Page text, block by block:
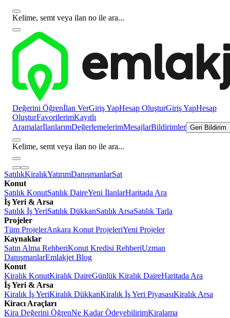
Kelime, semt veya ilan no ile ara...
Değerini Öğrenİlan VerGiriş YapHesap OluşturGiriş YapHesap
OluşturFavorilerimKayıtlı
AramalarİlanlarımDeğerlemelerimMesajlarBildirimler Geri Bildirim
Kelime, semt veya ilan no ile ara...
SatılıkKiralıkYatırımDanışmanlarSat
Konut
Satılık KonutSatılık DaireYeni İlanlarHaritada Ara
İş Yeri & Arsa
Satılık İş YeriSatılık DükkanSatılık ArsaSatılık Tarla
Projeler
Tüm ProjelerAnkara Konut ProjeleriYeni Projeler
Kaynaklar
Satın Alma RehberiKonut Kredisi RehberiUzman
DanışmanlarEmlakjet Blog
Konut
Kiralık KonutKiralık DaireGünlük Kiralık DaireHaritada Ara
İş Yeri & Arsa
Kiralık İş YeriKiralık DükkanKiralık İş Yeri PiyasasıKiralık Arsa
Kiracı Araçları
Kira Değerini ÖğrenNe Kadar ÖdeyebilirimKiralama